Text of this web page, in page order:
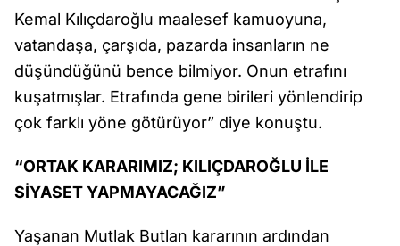
Kemal Kılıçdaroğlu maalesef kamuoyuna,
vatandaşa, çarşıda, pazarda insanların ne
düşündüğünü bence bilmiyor. Onun etrafını
kuşatmışlar. Etrafında gene birileri yönlendirip
çok farklı yöne götürüyor” diye konuştu.
“ORTAK KARARIMIZ; KILIÇDAROĞLU İLE
SİYASET YAPMAYACAĞIZ”
Yaşanan Mutlak Butlan kararının ardından